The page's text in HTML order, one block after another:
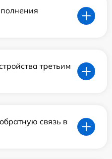
третьим
связь в